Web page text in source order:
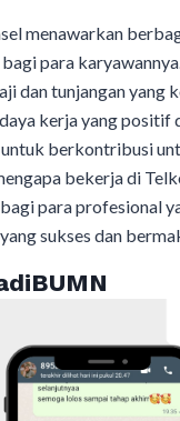
menawarkan
para
dan tunjangan yang
kerja yang positif
berkontribusi
bekerja di
para profesional
sukses dan